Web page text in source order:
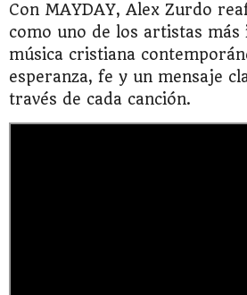
Con MAYDAY, Alex Zurdo
como uno de los artistas más
música cristiana
esperanza, fe y un mensaje
través de cada canción.